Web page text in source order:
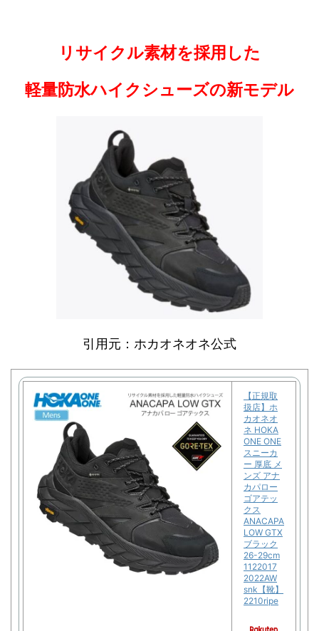
リサイクル素材を採用した
軽量防水ハイクシューズの新モデル
引用元：ホカオネオネ公式
【正規取
扱店】ホ
カオネオ
ネ HOKA
ONE ONE
スニーカ
ー 厚底 メ
ンズ アナ
カパロー
ゴアテッ
クス
ANACAPA
LOW GTX
ブラック
26-29cm
1122017
2022AW
snk【靴】
2210ripe